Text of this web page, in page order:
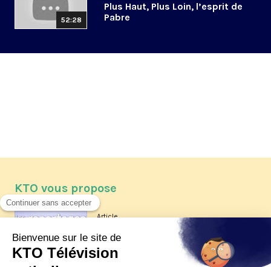
52:28
Plus Haut, Plus Loin, l’esprit de
Pabre
KTO vous propose
Article
Les reportages d'été 2026 de KTO